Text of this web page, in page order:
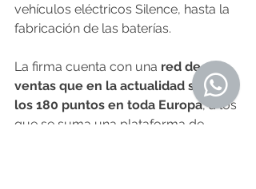
vehículos eléctricos Silence, hasta la
fabricación de las baterías.
La firma cuenta con una red de
ventas que en la actualidad supera
los 180 puntos en toda Europa, a los
que se suma una plataforma de